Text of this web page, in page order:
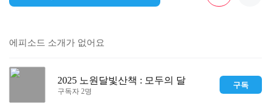
에피소드 소개가 없어요
2025 노원달빛산책 : 모두의 달
구독자 2명
구독